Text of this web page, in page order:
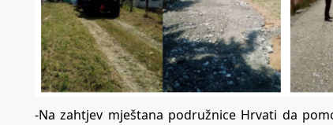
-Na zahtjev mještana podružnice Hrvati da